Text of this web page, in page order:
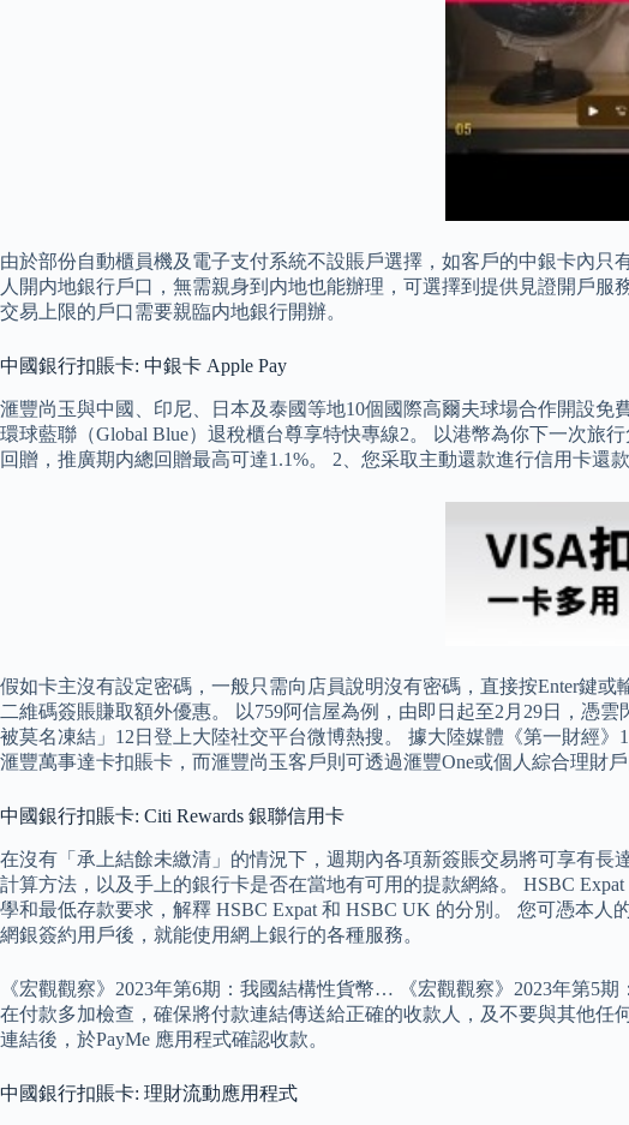
由於部份自動櫃員機及電子支付系統不設賬戶選擇，如客戶的中銀卡內
人開内地銀行戶口，無需親身到内地也能辦理，可選擇到提供見證開戶
交易上限的戶口需要親臨内地銀行開辦。
中國銀行扣賬卡: 中銀卡 Apple Pay
滙豐尚玉與中國、印尼、日本及泰國等地10個國際高爾夫球場合作開設
環球藍聯（Global Blue）退稅櫃台尊享特快專線2。 以港幣為你下一次旅
回贈，推廣期内總回贈最高可達1.1%。 2、您采取主動還款進行信用卡還
假如卡主沒有設定密碼，一般只需向店員說明沒有密碼，直接按Enter鍵
二維碼簽賬賺取額外優惠。 以759阿信屋為例，由即日起至2月29日，憑
被莫名凍結」12日登上大陸社交平台微博熱搜。 據大陸媒體《第一財經
滙豐萬事達卡扣賬卡，而滙豐尚玉客戶則可透過滙豐One或個人綜合理財戶
中國銀行扣賬卡: Citi Rewards 銀聯信用卡
在沒有「承上結餘未繳清」的情況下，週期內各項新簽賬交易將可享有
計算方法，以及手上的銀行卡是否在當地有可用的提款網絡。 HSBC
學和最低存款要求，解釋 HSBC Expat 和 HSBC UK 的分別。 您可憑本
網銀簽約用戶後，就能使用網上銀行的各種服務。
《宏觀觀察》2023年第6期：我國結構性貨幣… 《宏觀觀察》2023年第5
在付款多加檢查，確保將付款連結傳送給正確的收款人，及不要與其他任
連結後，於PayMe 應用程式確認收款。
中國銀行扣賬卡: 理財流動應用程式